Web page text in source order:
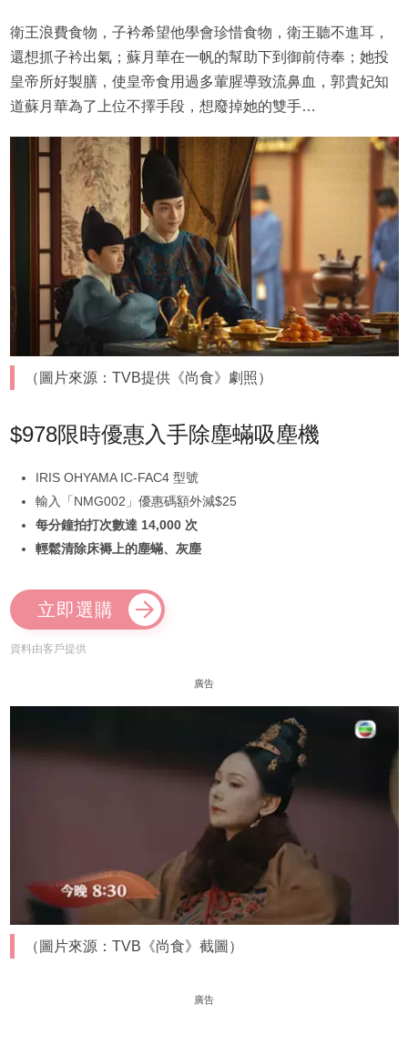
衛王浪費食物，子衿希望他學會珍惜食物，衛王聽不進耳，
還想抓子衿出氣；蘇月華在一帆的幫助下到御前侍奉；她投
皇帝所好製膳，使皇帝食用過多葷腥導致流鼻血，郭貴妃知
道蘇月華為了上位不擇手段，想廢掉她的雙手…
（圖片來源：TVB提供《尚食》劇照）
$978限時優惠入手除塵蟎吸塵機
IRIS OHYAMA IC-FAC4 型號
輸入「NMG002」優惠碼額外減$25
每分鐘拍打次數達 14,000 次
輕鬆清除床褥上的塵蟎、灰塵
立即選購
資料由客戶提供
廣告
（圖片來源：TVB《尚食》截圖）
廣告